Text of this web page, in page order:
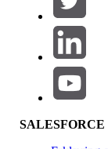
SALESFORCE